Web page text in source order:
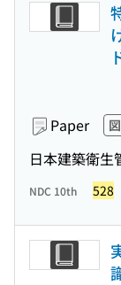
Paper
日本建築衛生
NDC 10th 528